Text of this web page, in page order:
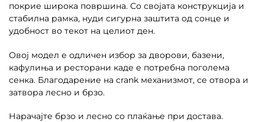
покрие широка површина. Со својата конструкција и
стабилна рамка, нуди сигурна заштита од сонце и
удобност во текот на целиот ден.
Овој модел е одличен избор за дворови, базени,
кафулиња и ресторани каде е потребна поголема
сенка. Благодарение на crank механизмот, се отвора и
затвора лесно и брзо.
Нарачајте брзо и лесно со плаќање при достава.